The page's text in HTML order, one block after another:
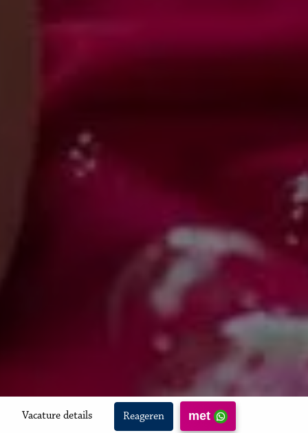
Vacature details Reageren met